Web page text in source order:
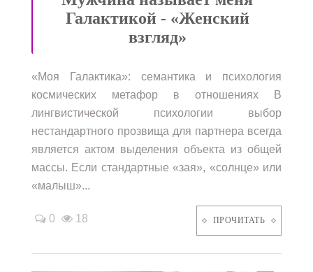
Галактикой - «Женский
взгляд»
«Моя Галактика»: семантика и психология
космических метафор в отношениях В
лингвистической психологии выбор
нестандартного прозвища для партнера всегда
является актом выделения объекта из общей
массы. Если стандартные «зая», «солнце» или
«малыш»...
0 18 ПРОЧИТАТЬ